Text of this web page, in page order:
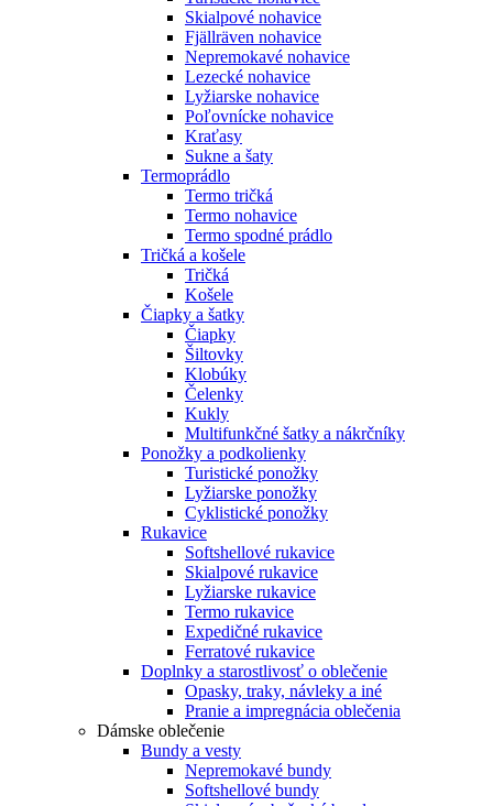
Skialpové nohavice
Fjällräven nohavice
Nepremokavé nohavice
Lezecké nohavice
Lyžiarske nohavice
Poľovnícke nohavice
Kraťasy
Sukne a šaty
Termoprádlo
Termo tričká
Termo nohavice
Termo spodné prádlo
Tričká a košele
Tričká
Košele
Čiapky a šatky
Čiapky
Šiltovky
Klobúky
Čelenky
Kukly
Multifunkčné šatky a nákrčníky
Ponožky a podkolienky
Turistické ponožky
Lyžiarske ponožky
Cyklistické ponožky
Rukavice
Softshellové rukavice
Skialpové rukavice
Lyžiarske rukavice
Termo rukavice
Expedičné rukavice
Ferratové rukavice
Doplnky a starostlivosť o oblečenie
Opasky, traky, návleky a iné
Pranie a impregnácia oblečenia
Dámske oblečenie
Bundy a vesty
Nepremokavé bundy
Softshellové bundy